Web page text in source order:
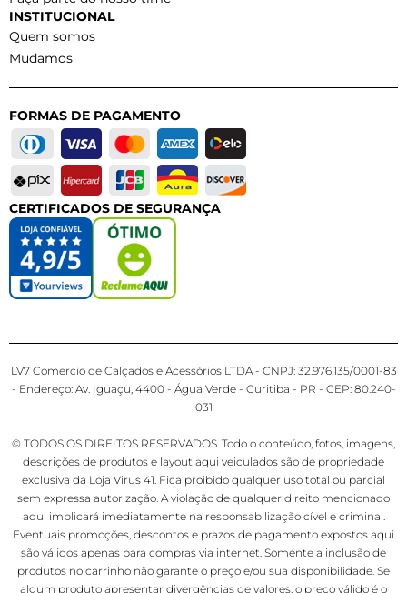
INSTITUCIONAL
Quem somos
Mudamos
FORMAS DE PAGAMENTO
CERTIFICADOS DE SEGURANÇA
LV7 Comercio de Calçados e Acessórios LTDA - CNPJ: 32.976.135/0001-83
- Endereço: Av. Iguaçu, 4400 - Água Verde - Curitiba - PR - CEP: 80.240-
031
© TODOS OS DIREITOS RESERVADOS. Todo o conteúdo, fotos, imagens,
descrições de produtos e layout aqui veiculados são de propriedade
exclusiva da Loja Virus 41. Fica proibido qualquer uso total ou parcial
sem expressa autorização. A violação de qualquer direito mencionado
aqui implicará imediatamente na responsabilização cível e criminal.
Eventuais promoções, descontos e prazos de pagamento expostos aqui
são válidos apenas para compras via internet. Somente a inclusão de
produtos no carrinho não garante o preço e/ou sua disponibilidade. Se
algum produto apresentar divergências de valores, o preço válido é o